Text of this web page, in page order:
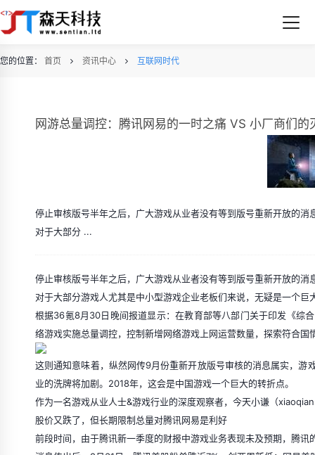
您的位置： 首页 资讯中心 互联网时代
网游总量调控：腾讯网易的一时之痛 VS 小厂商们的
停止审核版号半年之后，广大游戏从业者没有等到版号重新开放的
对于大部分 ...
停止审核版号半年之后，广大游戏从业者没有等到版号重新开放的
对于大部分游戏人尤其是中小型游戏企业老板们来说，无疑是一个巨
根据36氪8月30日晚间报道显示：在教育部等八部门关于印发《综
络游戏实施总量调控，控制新增网络游戏上网运营数量，探索符合
这则通知意味着，纵然网传9月份重新开放版号审核的消息属实，
业的洗牌将加剧。2018年，这会是中国游戏一个巨大的转折点。
作为一名游戏从业人士&游戏行业的深度观察者，今天小谦（
股价又跌了，但长期限制总量对腾讯网易是利好
前段时间，由于腾讯新一季度的财报中游戏业务表现未及预期，腾